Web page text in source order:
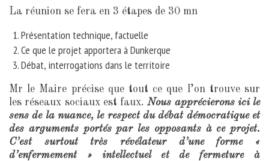
La réunion se fera en 3 étapes de 30 mn
Présentation technique, factuelle
Ce que le projet apportera à Dunkerque
Débat, interrogations dans le territoire
Mr le Maire précise que tout ce que l’on trouve sur
les réseaux sociaux est faux.Nous apprécierons ici le
sens de la nuance, le respect du débat démocratique et
des arguments portés par les opposants à ce projet.
C’est surtout très révélateur d’une forme «
d’enfermement » intellectuel et de fermeture à